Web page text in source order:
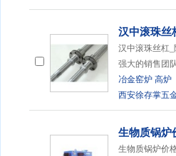
汉中滚珠丝
汉中滚珠丝杠
强大的销售团
冶金窑炉 高炉
西安徐存掌五
生物质锅炉
生物质锅炉价